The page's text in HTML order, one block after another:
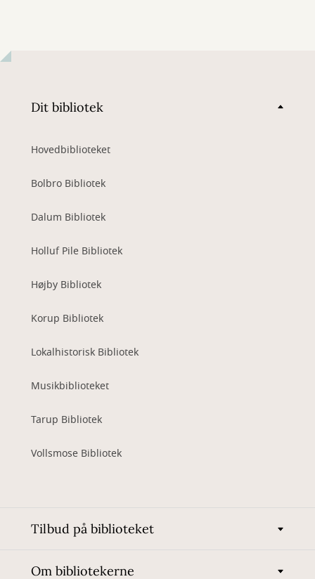
Dit bibliotek
Hovedbiblioteket
Bolbro Bibliotek
Dalum Bibliotek
Holluf Pile Bibliotek
Højby Bibliotek
Korup Bibliotek
Lokalhistorisk Bibliotek
Musikbiblioteket
Tarup Bibliotek
Vollsmose Bibliotek
Tilbud på biblioteket
Om bibliotekerne